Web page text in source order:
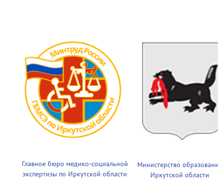
Главное бюро медико-социальной
экспертизы по Иркутской области
Министерство
Иркутской области